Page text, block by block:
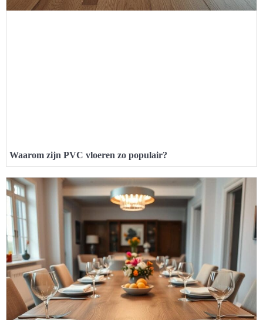
Waarom zijn PVC vloeren zo populair?